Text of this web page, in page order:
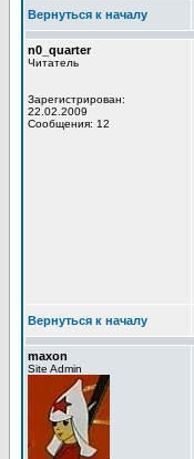
Вернуться к началу
n0_quarter
Читатель
Зарегистрирован:
22.02.2009
Сообщения: 12
Вернуться к началу
maxon
Site Admin